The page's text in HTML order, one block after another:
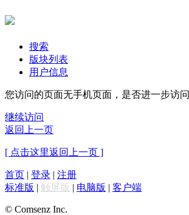
搜索
版块列表
用户信息
您访问的页面无手机页面，是否进一步访
继续访问
返回上一页
[ 点击这里返回上一页 ]
首页 | 登录 | 注册
标准版 | 触屏版 | 电脑版 | 客户端
© Comsenz Inc.